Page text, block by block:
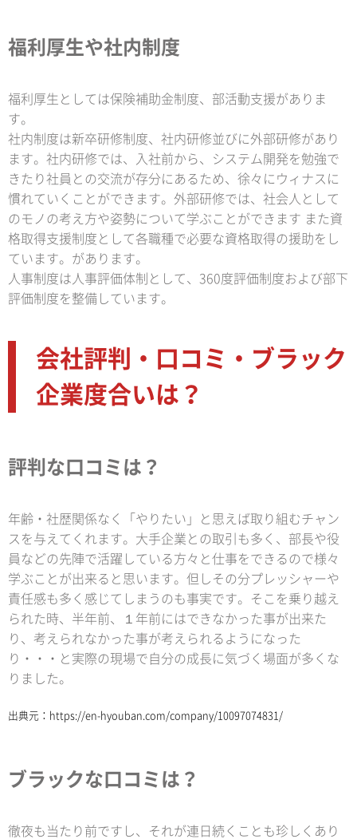
福利厚生や社内制度
福利厚生としては保険補助金制度、部活動支援がありま
す。
社内制度は新卒研修制度、社内研修並びに外部研修があり
ます。社内研修では、入社前から、システム開発を勉強で
きたり社員との交流が存分にあるため、徐々にウィナスに
慣れていくことができます。外部研修では、社会人として
のモノの考え方や姿勢について学ぶことができます また資
格取得支援制度として各職種で必要な資格取得の援助をし
ています。があります。
人事制度は人事評価体制として、360度評価制度および部下
評価制度を整備しています。
会社評判・口コミ・ブラック
企業度合いは？
評判な口コミは？
年齢・社歴関係なく「やりたい」と思えば取り組むチャン
スを与えてくれます。大手企業との取引も多く、部長や役
員などの先陣で活躍している方々と仕事をできるので様々
学ぶことが出来ると思います。但しその分プレッシャーや
責任感も多く感じてしまうのも事実です。そこを乗り越え
られた時、半年前、１年前にはできなかった事が出来た
り、考えられなかった事が考えられるようになった
り・・・と実際の現場で自分の成長に気づく場面が多くな
りました。
出典元： https://en-hyouban.com/company/10097074831/
ブラックな口コミは？
徹夜も当たり前ですし、それが連日続くことも珍しくあり